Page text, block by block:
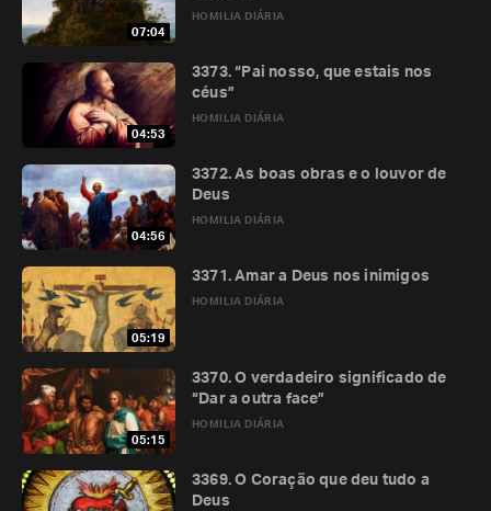
07:04
HOMILIA DIÁRIA
04:53
HOMILIA DIÁRIA
3373. “Pai nosso, que estais nos
céus”
04:56
HOMILIA DIÁRIA
3372. As boas obras e o louvor de
Deus
05:19
HOMILIA DIÁRIA
3371. Amar a Deus nos inimigos
05:15
HOMILIA DIÁRIA
3370. O verdadeiro significado de
“Dar a outra face”
3369. O Coração que deu tudo a
Deus